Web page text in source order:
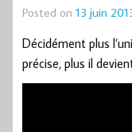
Posted on 13 juin
Décidément plus
précise, plus il